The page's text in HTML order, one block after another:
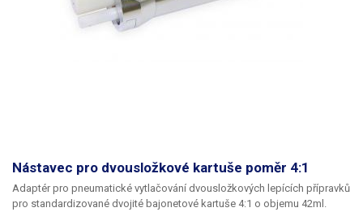
Nástavec pro dvousložkové kartuše poměr 4:1
Adaptér pro pneumatické vytlačování dvousložkových lepících přípravků
pro standardizované dvojité bajonetové kartuše 4:1 o objemu 42ml.